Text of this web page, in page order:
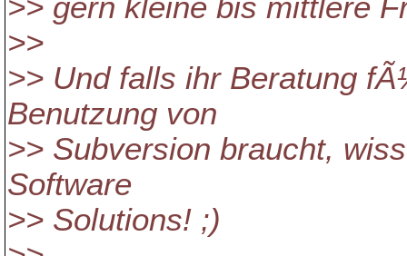
>> gern kleine bis mittlere
>>
>> Und falls ihr Beratung
Benutzung von
>> Subversion braucht,
Software
>> Solutions! ;)